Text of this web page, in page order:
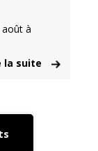
à
la suite